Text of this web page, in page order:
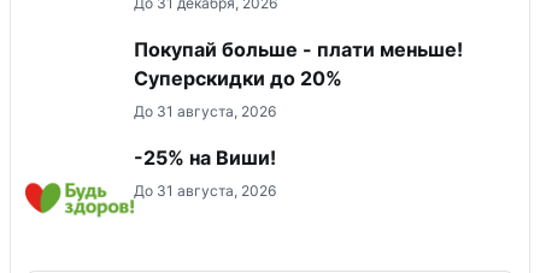
Покупай больше - плати меньше!
Суперскидки до 20%
До 31 августа, 2026
-25% на Виши!
До 31 августа, 2026